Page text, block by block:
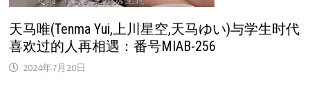
天马唯(Tenma Yui,上川星空,天马ゆい)与学生时代
喜欢过的人再相遇：番号MIAB-256
2024年7月20日